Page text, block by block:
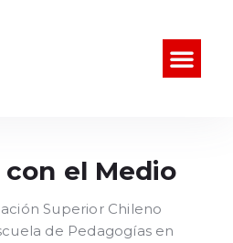
el Medio
Superior Chileno
de Pedagogías en